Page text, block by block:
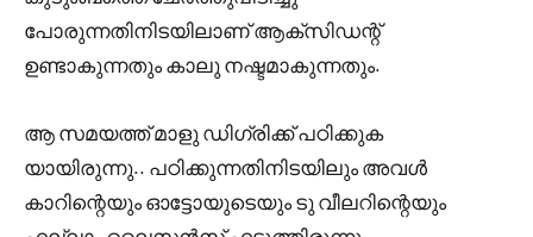
പോരുന്നതിനിടയിലാണ് ആക്സിഡന്റ്
ഉണ്ടാകുന്നതും കാലു നഷ്ടമാകുന്നതും.
ആ സമയത്ത് മാളു ഡിഗ്രിക്ക് പഠിക്കുക
യായിരുന്നു.. പഠിക്കുന്നതിനിടയിലും അവൾ
കാറിന്റെയും ഓട്ടോയുടെയും ടു വീലറിന്റെയും